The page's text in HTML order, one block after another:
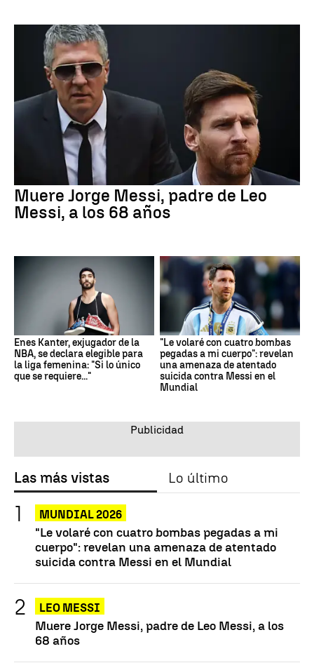
Muere Jorge Messi, padre de Leo
Messi, a los 68 años
Enes Kanter, exjugador de la
NBA, se declara elegible para
la liga femenina: "Si lo único
que se requiere..."
"Le volaré con cuatro bombas
pegadas a mi cuerpo": revelan
una amenaza de atentado
suicida contra Messi en el
Mundial
Las más vistas Lo último
MUNDIAL 2026
"Le volaré con cuatro bombas pegadas a mi
cuerpo": revelan una amenaza de atentado
suicida contra Messi en el Mundial
LEO MESSI
Muere Jorge Messi, padre de Leo Messi, a los
68 años